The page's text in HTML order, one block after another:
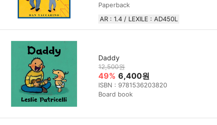
Paperback
AR : 1.4 / LEXILE : AD450L
Daddy
12,500원
49% 6,400원
ISBN : 9781536203820
Board book